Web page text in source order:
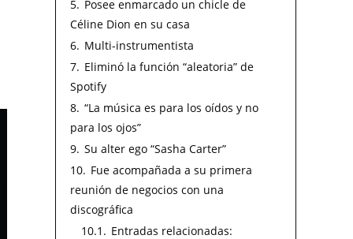
5. Posee enmarcado un chicle de
Céline Dion en su casa
6. Multi-instrumentista
7. Eliminó la función “aleatoria” de
Spotify
8. “La música es para los oídos y no
para los ojos”
9. Su alter ego “Sasha Carter”
10. Fue acompañada a su primera
reunión de negocios con una
discográfica
10.1. Entradas relacionadas: